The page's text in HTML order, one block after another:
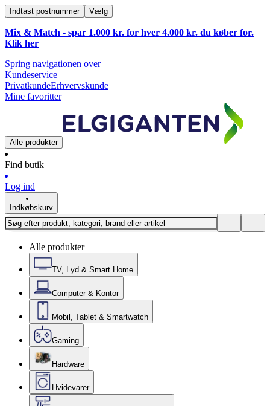
Indtast postnummer Vælg
Mix & Match - spar 1.000 kr. for hver 4.000 kr. du køber for.
Klik her
Spring navigationen over
Kundeservice
PrivatkundeErhvervskunde
Mine favoritter
Alle produkter
Find butik
Log ind
Indkøbskurv
Alle produkter
TV, Lyd & Smart Home
Computer & Kontor
Mobil, Tablet & Smartwatch
Gaming
Hardware
Hvidevarer